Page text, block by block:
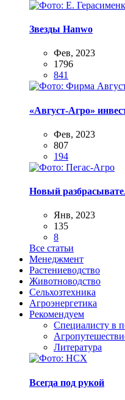
Звезды Hanwo
Фев, 2023
1796
841
«Август-Агро»
Фев, 2023
807
194
Новый
Янв, 2023
135
8
Все статьи
Менеджмент
Растениеводство
Животноводство
Сельхозтехника
Агроэнергетика
Рекомендуем
Специалисту в
Литература
Всегда под рукой